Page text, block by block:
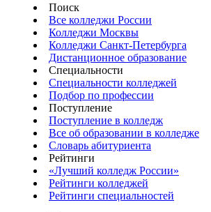
Поиск
Все колледжи России
Колледжи Москвы
Колледжи Санкт-Петербурга
Дистанционное образование
Специальности
Специальности колледжей
Подбор по профессии
Поступление
Поступление в колледж
Все об образовании в колледже
Словарь абитуриента
Рейтинги
«Лучший колледж России»
Рейтинги колледжей
Рейтинги специальностей